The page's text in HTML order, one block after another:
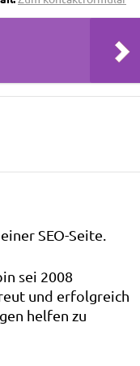
SEO-Seite.
sei 2008
und erfolgreich
helfen zu